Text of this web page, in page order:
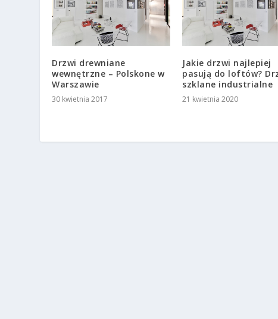
Drzwi drewniane
wewnętrzne – Polskone w
Warszawie
30 kwietnia 2017
Jakie drzwi najlepiej
pasują do loftów?
szklane industrialne
21 kwietnia 2020